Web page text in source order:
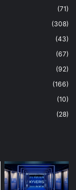
(71)
(308)
(43)
(67)
(92)
(166)
(10)
(28)